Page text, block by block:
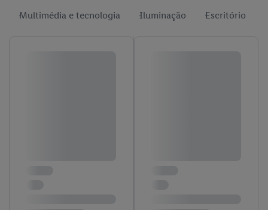
Multimédia e tecnologia Iluminação Escritório